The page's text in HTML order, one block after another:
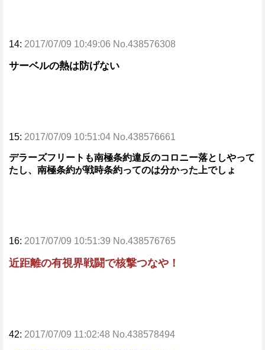
14: 2017/07/09 10:49:06 No.438576308
サーベルの熱は防げない
15: 2017/07/09 10:51:04 No.438576661
デラーズフリートも南極条約違反のコロニー落としやって
たし、南極条約が戦時条約ってのは分かった上でしょ
16: 2017/07/09 10:51:39 No.438576765
近距離の有視界戦闘で核撃つなや！
42: 2017/07/09 11:02:48 No.438578494